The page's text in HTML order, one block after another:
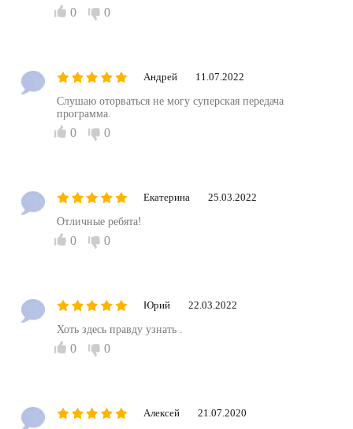
0 0
Андрей 11.07.2022
Слушаю оторваться не могу суперская передача
программа.
0 0
Екатерина 25.03.2022
Отличные ребята!
0 0
Юрий 22.03.2022
Хоть здесь правду узнать .
0 0
Алексей 21.07.2020